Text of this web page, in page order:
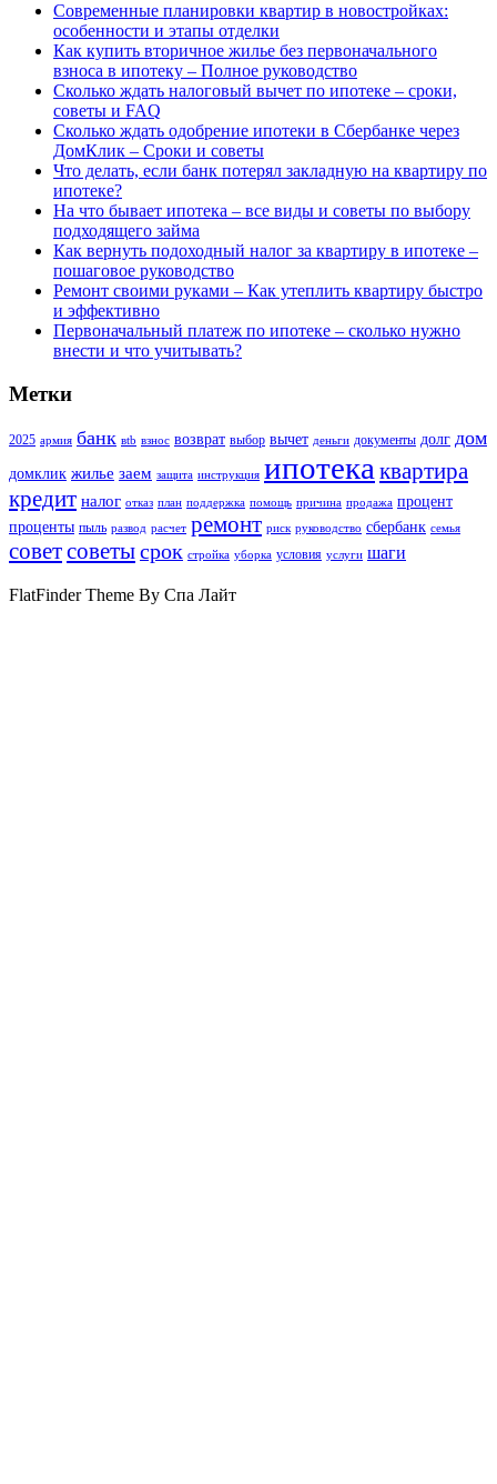
Современные планировки квартир в новостройках:
особенности и этапы отделки
Как купить вторичное жилье без первоначального
взноса в ипотеку – Полное руководство
Сколько ждать налоговый вычет по ипотеке – сроки,
советы и FAQ
Сколько ждать одобрение ипотеки в Сбербанке через
ДомКлик – Сроки и советы
Что делать, если банк потерял закладную на квартиру по
ипотеке?
На что бывает ипотека – все виды и советы по выбору
подходящего займа
Как вернуть подоходный налог за квартиру в ипотеке –
пошаговое руководство
Ремонт своими руками – Как утеплить квартиру быстро
и эффективно
Первоначальный платеж по ипотеке – сколько нужно
внести и что учитывать?
Метки
2025 армия банк вtb взнос возврат выбор вычет деньги документы долг дом
домклик жилье заем защита инструкция ипотекаквартира
кредит налог отказ план поддержка помощь причина продажа процент
проценты пыль развод расчет ремонт риск руководство сбербанк семья
советсоветысрок стройка уборка условия услуги шаги
FlatFinder Theme By Спа Лайт